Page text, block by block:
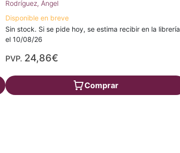
Rodríguez, Ángel
Disponible en breve
Sin stock. Si se pide hoy, se estima recibir en la librería
el 10/08/26
PVP. 24,86€
Comprar